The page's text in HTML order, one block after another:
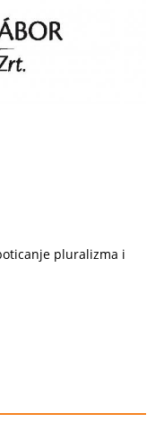
pluralizma i